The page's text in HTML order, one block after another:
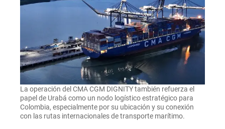
La operación del CMA CGM DIGNITY también refuerza el
papel de Urabá como un nodo logístico estratégico para
Colombia, especialmente por su ubicación y su conexión
con las rutas internacionales de transporte marítimo.